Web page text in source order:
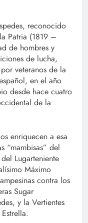
reconocido
Patria (1819 –
de hombres y
de lucha,
veteranos de la
en el año
desde hace cuatro
de la
enriquecen a esa
“mambisas” del
Lugarteniente
Máximo
contra los
Sugar
y la Vertientes